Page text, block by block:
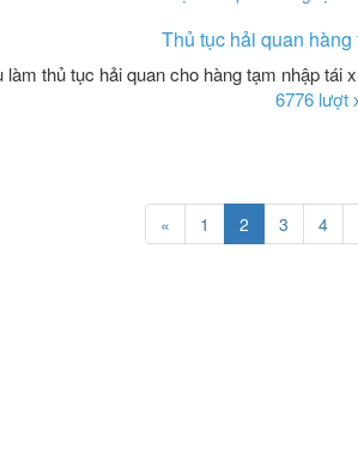
Thủ tục hải quan
làm thủ tục hải quan cho hàng tạm nhập tái
6776 lượt
« 1 2 3 4